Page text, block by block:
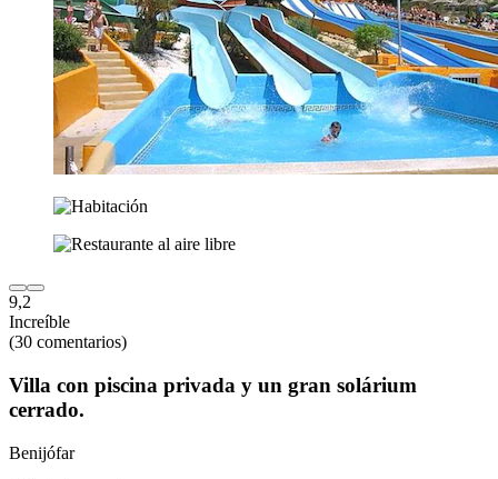
9,2
Increíble
(30 comentarios)
Villa con piscina privada y un gran solárium
cerrado.
Benijófar